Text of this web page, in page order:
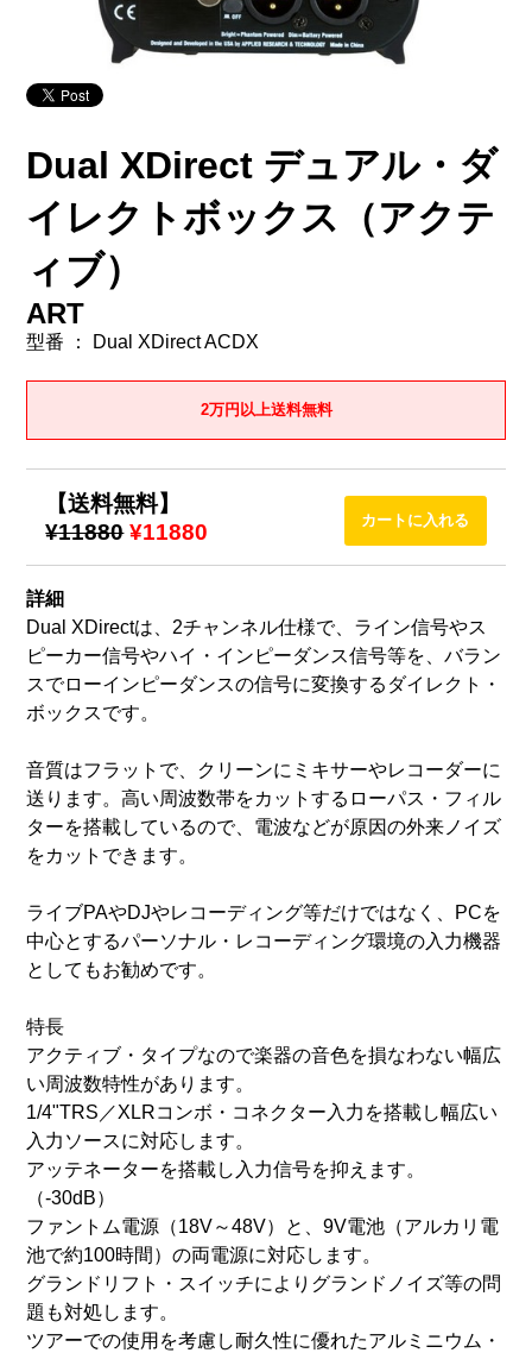
Dual XDirect デュアル・ダ
イレクトボックス（アクテ
ィブ）
ART
型番 ： Dual XDirect ACDX
2万円以上送料無料
【送料無料】
¥11880 ¥11880
詳細
Dual XDirectは、2チャンネル仕様で、ライン信号やス
ピーカー信号やハイ・インピーダンス信号等を、バラン
スでローインピーダンスの信号に変換するダイレクト・
ボックスです。
音質はフラットで、クリーンにミキサーやレコーダーに
送ります。高い周波数帯をカットするローパス・フィル
ターを搭載しているので、電波などが原因の外来ノイズ
をカットできます。
ライブPAやDJやレコーディング等だけではなく、PCを
中心とするパーソナル・レコーディング環境の入力機器
としてもお勧めです。
特長
アクティブ・タイプなので楽器の音色を損なわない幅広
い周波数特性があります。
1/4"TRS／XLRコンボ・コネクター入力を搭載し幅広い
入力ソースに対応します。
アッテネーターを搭載し入力信号を抑えます。
（-30dB）
ファントム電源（18V～48V）と、9V電池（アルカリ電
池で約100時間）の両電源に対応します。
グランドリフト・スイッチによりグランドノイズ等の問
題も対処します。
ツアーでの使用を考慮し耐久性に優れたアルミニウム・